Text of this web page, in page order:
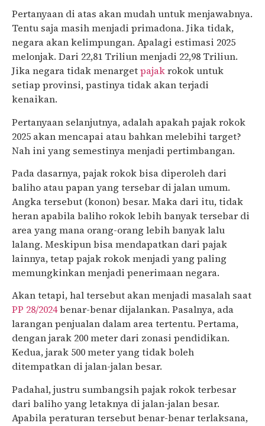
Pertanyaan di atas akan mudah untuk menjawabnya.
Tentu saja masih menjadi primadona. Jika tidak,
negara akan kelimpungan. Apalagi estimasi 2025
melonjak. Dari 22,81 Triliun menjadi 22,98 Triliun.
Jika negara tidak menargetpajakrokok untuk
setiap provinsi, pastinya tidak akan terjadi
kenaikan.
Pertanyaan selanjutnya, adalah apakah pajak rokok
2025 akan mencapai atau bahkan melebihi target?
Nah ini yang semestinya menjadi pertimbangan.
Pada dasarnya, pajak rokok bisa diperoleh dari
baliho atau papan yang tersebar di jalan umum.
Angka tersebut (konon) besar. Maka dari itu, tidak
heran apabila baliho rokok lebih banyak tersebar di
area yang mana orang-orang lebih banyak lalu
lalang. Meskipun bisa mendapatkan dari pajak
lainnya, tetap pajak rokok menjadi yang paling
memungkinkan menjadi penerimaan negara.
Akan tetapi, hal tersebut akan menjadi masalah saat
PP 28/2024benar-benar dijalankan. Pasalnya, ada
larangan penjualan dalam area tertentu. Pertama,
dengan jarak 200 meter dari zonasi pendidikan.
Kedua, jarak 500 meter yang tidak boleh
ditempatkan di jalan-jalan besar.
Padahal, justru sumbangsih pajak rokok terbesar
dari baliho yang letaknya di jalan-jalan besar.
Apabila peraturan tersebut benar-benar terlaksana,